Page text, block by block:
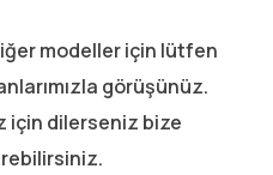
modeller için lütfen
görüşünüz.
için dilerseniz bize